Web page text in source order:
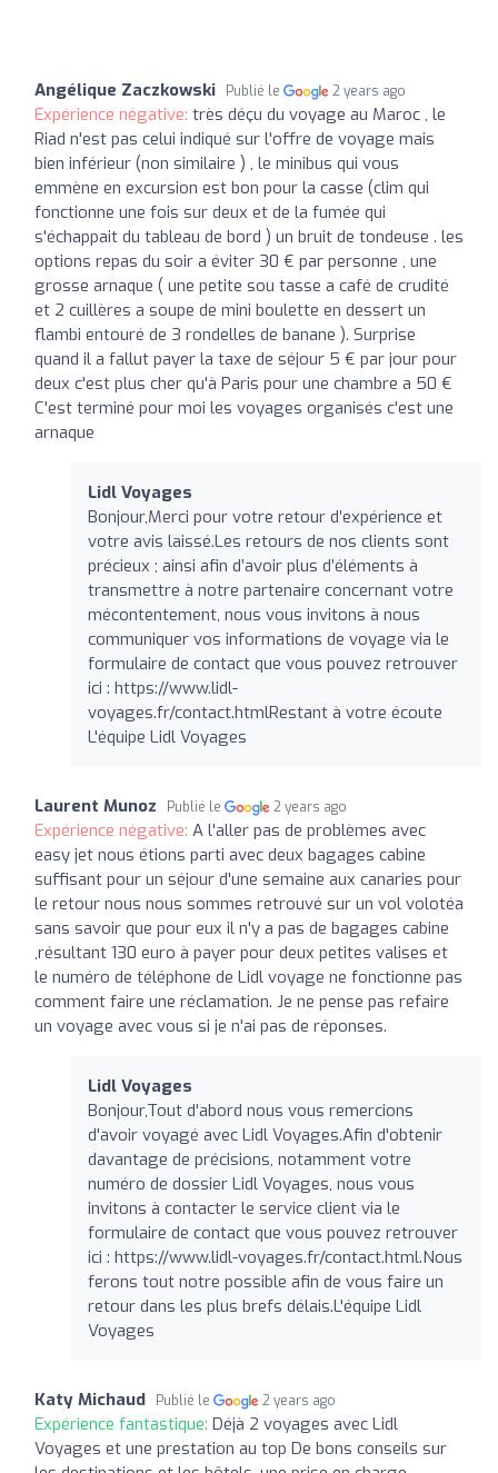
Angélique Zaczkowski Publié le 2 years ago
Expérience négative: très déçu du voyage au Maroc , le
Riad n'est pas celui indiqué sur l'offre de voyage mais
bien inférieur (non similaire ) , le minibus qui vous
emmène en excursion est bon pour la casse (clim qui
fonctionne une fois sur deux et de la fumée qui
s'échappait du tableau de bord ) un bruit de tondeuse . les
options repas du soir a éviter 30 € par personne , une
grosse arnaque ( une petite sou tasse a café de crudité
et 2 cuillères a soupe de mini boulette en dessert un
flambi entouré de 3 rondelles de banane ). Surprise
quand il a fallut payer la taxe de séjour 5 € par jour pour
deux c'est plus cher qu'à Paris pour une chambre a 50 €
C'est terminé pour moi les voyages organisés c'est une
arnaque
Lidl Voyages
Bonjour,Merci pour votre retour d’expérience et
votre avis laissé.Les retours de nos clients sont
précieux ; ainsi afin d’avoir plus d’éléments à
transmettre à notre partenaire concernant votre
mécontentement, nous vous invitons à nous
communiquer vos informations de voyage via le
formulaire de contact que vous pouvez retrouver
ici : https://www.lidl-
voyages.fr/contact.htmlRestant à votre écoute
L'équipe Lidl Voyages
Laurent Munoz Publié le 2 years ago
Expérience négative: A l'aller pas de problèmes avec
easy jet nous étions parti avec deux bagages cabine
suffisant pour un séjour d'une semaine aux canaries pour
le retour nous nous sommes retrouvé sur un vol volotéa
sans savoir que pour eux il n'y a pas de bagages cabine
,résultant 130 euro à payer pour deux petites valises et
le numéro de téléphone de Lidl voyage ne fonctionne pas
comment faire une réclamation. Je ne pense pas refaire
un voyage avec vous si je n'ai pas de réponses.
Lidl Voyages
Bonjour,Tout d'abord nous vous remercions
d'avoir voyagé avec Lidl Voyages.Afin d'obtenir
davantage de précisions, notamment votre
numéro de dossier Lidl Voyages, nous vous
invitons à contacter le service client via le
formulaire de contact que vous pouvez retrouver
ici : https://www.lidl-voyages.fr/contact.html.Nous
ferons tout notre possible afin de vous faire un
retour dans les plus brefs délais.L'équipe Lidl
Voyages
Katy Michaud Publié le 2 years ago
Expérience fantastique: Déjà 2 voyages avec Lidl
Voyages et une prestation au top De bons conseils sur